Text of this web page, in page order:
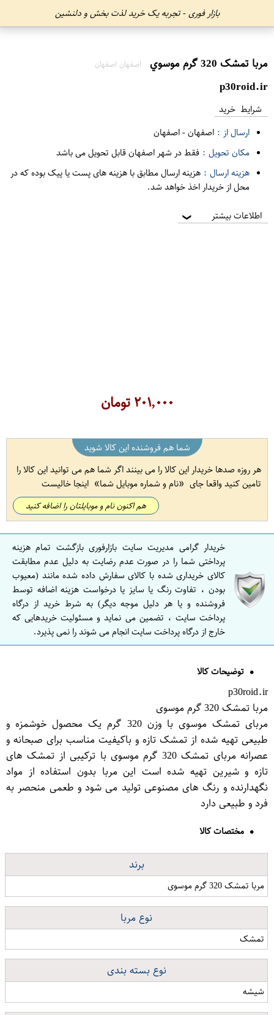
بازار فوری - تجربه یک خرید لذت بخش و دلنشین
مربا تمشک 320 گرم موسوي اصفهان اصفهان
p30roid.ir
شرایط خرید
ارسال از : اصفهان-اصفهان
مکان تحویل : فقط در شهر اصفهان قابل تحویل می باشد
هزینه ارسال : هزینه ارسال مطابق با هزینه های پست یا پیک بوده که در
محل از خریدار اخذ خواهد شد.
اطلاعات بیشتر ❯
۲۰۱,۰۰۰تومان
شما هم فروشنده این کالا شوید
هر روزه صدها خریدار این کالا را می بینند اگر شما هم می توانید این کالا را
تامین کنید واقعا جای
نام و شماره موبایل شما اینجا خالیست
هم اکنون نام و موبایلتان را اضافه کنید
خریدار گرامی مدیریت سایت بازارفوری بازگشت تمام هزینه
پرداختی شما را در صورت عدم رضایت به دلیل عدم مطابقت
کالای خریداری شده با کالای سفارش داده شده مانند (معیوب
بودن ، تفاوت رنگ یا سایز یا درخواست هزینه اضافه توسط
فروشنده و یا هر دلیل موجه دیگر) به شرط خرید از درگاه
پرداخت سایت ، تضمین می نماید و مسئولیت خریدهایی که
خارج از درگاه پرداخت سایت انجام می شوند را نمی پذیرد.
توضیحات کالا
p30roid.ir
مربا تمشک 320 گرم موسوی
مربای تمشک موسوی با وزن 320 گرم یک محصول خوشمزه و
طبیعی تهیه شده از تمشک تازه و باکیفیت مناسب برای صبحانه و
عصرانه مربای تمشک 320 گرم موسوی با ترکیبی از تمشک های
تازه و شیرین تهیه شده است این مربا بدون استفاده از مواد
نگهدارنده و رنگ های مصنوعی تولید می شود و طعمی منحصر به
فرد و طبیعی دارد
مختصات کالا
برند
مربا تمشک 320 گرم موسوی
نوع مربا
تمشک
نوع بسته بندی
شیشه